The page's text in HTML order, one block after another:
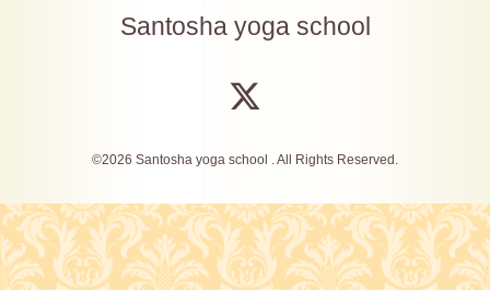
Santosha yoga school
©2026 Santosha yoga school . All Rights Reserved.